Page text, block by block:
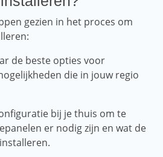
gezien in het proces om
de beste opties voor
die in jouw regio
bij je thuis om te
er nodig zijn en wat de